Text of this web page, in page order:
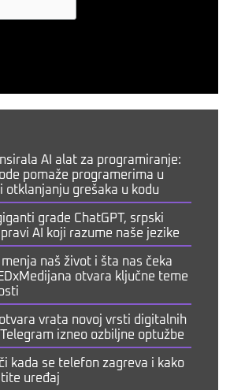
AI alat za programiranje:
pomaže programerima u
otklanjanju grešaka u kodu
grade ChatGPT, srpski
AI koji razume naše jezike
menja naš život i šta nas čeka
otvara ključne teme
otvara vrata novoj vrsti digitalnih
izneo ozbiljne optužbe
kada se telefon zagreva i kako
uređaj